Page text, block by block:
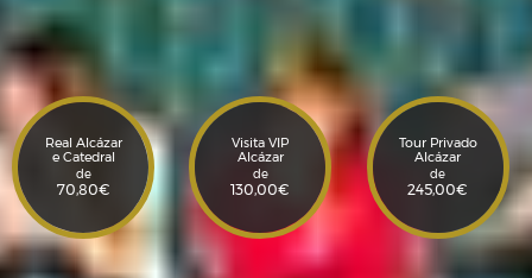
Real Alcázar
e Catedral
de
70,80€
Visita VIP
Alcázar
de
130,00€
Tour Privado
Alcázar
de
245,00€